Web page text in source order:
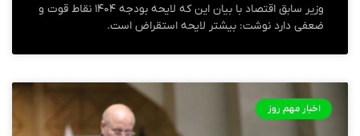
وزیر سابق اقتصاد با بیان این که لایحه بودجه ۱۴۰۴ نقاط قوت و
ضعفی دارد نوشت: بیشتر لایحه استقراض است.
اخبار مهم روز